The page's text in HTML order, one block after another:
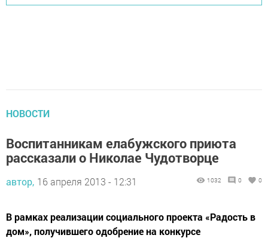
НОВОСТИ
Воспитанникам елабужского приюта
рассказали о Николае Чудотворце
автор, 16 апреля 2013 - 12:31 1032 0 0
В рамках реализации социального проекта «Радость в
дом», получившего одобрение на конкурсе